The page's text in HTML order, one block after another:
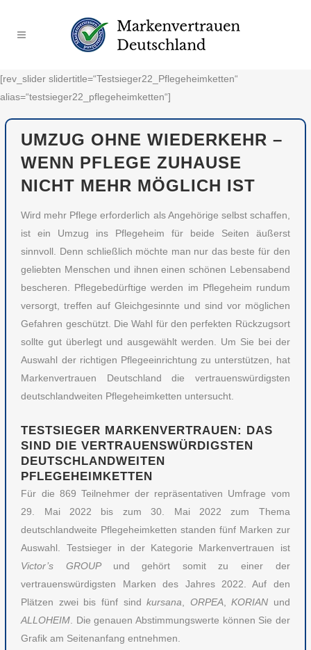
[rev_slider slidertitle=“Testsieger22_Pflegeheimketten“
alias=“testsieger22_pflegeheimketten“]
UMZUG OHNE WIEDERKEHR –
WENN PFLEGE ZUHAUSE
NICHT MEHR MÖGLICH IST
Wird mehr Pflege erforderlich als Angehörige selbst schaffen,
ist ein Umzug ins Pflegeheim für beide Seiten äußerst
sinnvoll. Denn schließlich möchte man nur das beste für den
geliebten Menschen und ihnen einen schönen Lebensabend
bescheren. Pflegebedürftige werden im Pflegeheim rundum
versorgt, treffen auf Gleichgesinnte und sind vor möglichen
Gefahren geschützt. Die Wahl für den perfekten Rückzugsort
sollte gut überlegt und ausgewählt werden. Um Sie bei der
Auswahl der richtigen Pflegeeinrichtung zu unterstützen, hat
Markenvertrauen Deutschland die vertrauenswürdigsten
deutschlandweiten Pflegeheimketten untersucht.
TESTSIEGER MARKENVERTRAUEN: DAS
SIND DIE VERTRAUENSWÜRDIGSTEN
DEUTSCHLANDWEITEN
PFLEGEHEIMKETTEN
Für die 869 Teilnehmer der repräsentativen Umfrage vom
29. Mai 2022 bis zum 30. Mai 2022 zum Thema
deutschlandweite Pflegeheimketten standen fünf Marken zur
Auswahl. Testsieger in der Kategorie Markenvertrauen ist
Victor’s GROUP und gehört somit zu einer der
vertrauenswürdigsten Marken des Jahres 2022. Auf den
Plätzen zwei bis fünf sindkursana ORPEA,KORIAN und
ALLOHEIM . Die genauen Abstimmungswerte können Sie der
Grafik am Seitenanfang entnehmen.